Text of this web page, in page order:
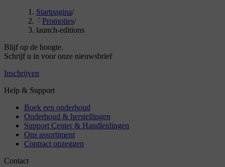
Startpagina/
Promoties/
launch-editions